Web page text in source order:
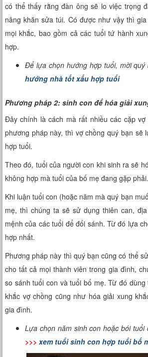
có thể thấy rằng đàn ông sẽ lo việc trọng
nâng khăn sửa túi. Có được như vậy thì
mọi khắc, bao gồm cả các tuổi tứ hành
hợp.
Để lựa chọn hướng hợp tuổi, mời quý
hướng nhà tốt xấu hợp tuổi
Phương pháp 2: sinh con để hóa giải
Đây chính là cách mà rất nhiều các cặp
phương pháp này, thì vợ chồng quý bạn sẽ
hợp tuổi.
Theo đó, tuổi của người con khi sinh ra sẽ
không hợp mà tuổi của bố mẹ đang gặp phải.
Khi luận tuổi con (hoặc năm mà quý bạn
mẹ, thì chúng ta sẽ sử dụng thiên can,
mệnh của các tuổi để đối sánh. Từ đó lựa
hợp nhất.
Phương pháp này thì quý bạn cũng có thể
cho tất cả mọi thành viên trong gia đình,
so sánh tuổi con và tuổi bố mẹ. Từ đó
khắc vợ chồng cũng như hóa giải xung
gia đình.
Lựa chọn năm sinh con hoặc bói
>>> xem tuổi sinh con hợp tuổi bố